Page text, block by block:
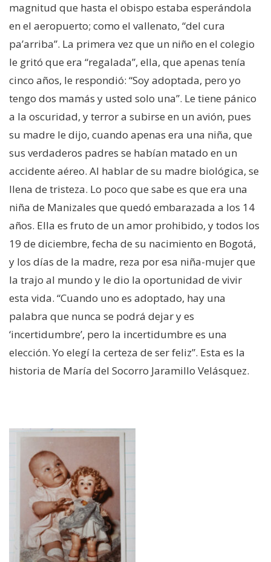
Apóyanos
Asociación de Familias y
Amigos
Contáctanos
Suscríbete
Información Esal
magnitud que hasta el obispo estaba esperándola
en el aeropuerto; como el vallenato, “del cura
pa’arriba”. La primera vez que un niño en el colegio
le gritó que era “regalada”, ella, que apenas tenía
cinco años, le respondió: “Soy adoptada, pero yo
tengo dos mamás y usted solo una”. Le tiene pánico
a la oscuridad, y terror a subirse en un avión, pues
su madre le dijo, cuando apenas era una niña, que
sus verdaderos padres se habían matado en un
accidente aéreo. Al hablar de su madre biológica, se
llena de tristeza. Lo poco que sabe es que era una
niña de Manizales que quedó embarazada a los 14
años. Ella es fruto de un amor prohibido, y todos los
19 de diciembre, fecha de su nacimiento en Bogotá,
y los días de la madre, reza por esa niña-mujer que
la trajo al mundo y le dio la oportunidad de vivir
esta vida. “Cuando uno es adoptado, hay una
palabra que nunca se podrá dejar y es
‘incertidumbre’, pero la incertidumbre es una
elección. Yo elegí la certeza de ser feliz”. Esta es la
historia de María del Socorro Jaramillo Velásquez.